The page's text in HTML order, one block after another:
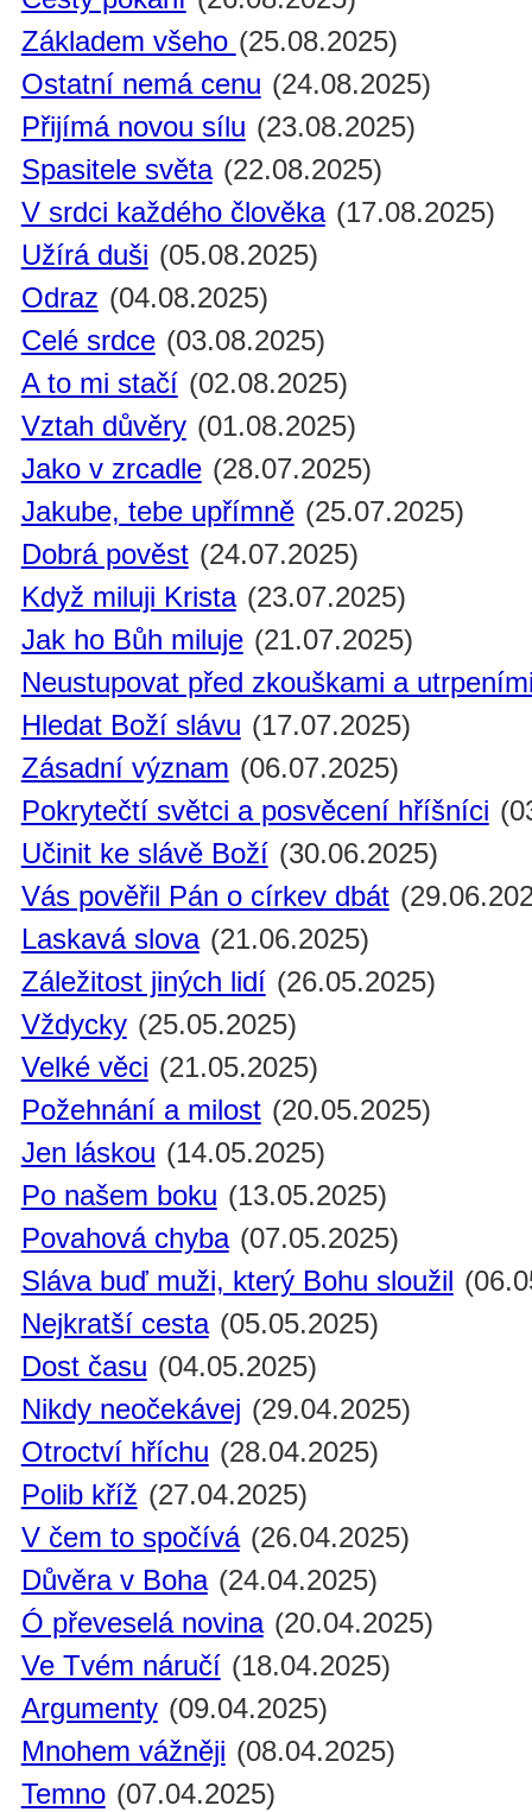
Základem všeho (25.08.2025)
Ostatní nemá cenu (24.08.2025)
Přijímá novou sílu (23.08.2025)
Spasitele světa (22.08.2025)
V srdci každého člověka (17.08.2025)
Užírá duši (05.08.2025)
Odraz (04.08.2025)
Celé srdce (03.08.2025)
A to mi stačí (02.08.2025)
Vztah důvěry (01.08.2025)
Jako v zrcadle (28.07.2025)
Jakube, tebe upřímně (25.07.2025)
Dobrá pověst (24.07.2025)
Když miluji Krista (23.07.2025)
Jak ho Bůh miluje (21.07.2025)
Neustupovat před zkouškami a
Hledat Boží slávu (17.07.2025)
Zásadní význam (06.07.2025)
Pokrytečtí světci a posvěcení hříšníci
Učinit ke slávě Boží (30.06.2025)
Vás pověřil Pán o církev dbát
Laskavá slova (21.06.2025)
Záležitost jiných lidí (26.05.2025)
Vždycky (25.05.2025)
Velké věci (21.05.2025)
Požehnání a milost (20.05.2025)
Jen láskou (14.05.2025)
Po našem boku (13.05.2025)
Povahová chyba (07.05.2025)
Sláva buď muži, který Bohu sloužil
Nejkratší cesta (05.05.2025)
Dost času (04.05.2025)
Nikdy neočekávej (29.04.2025)
Otroctví hříchu (28.04.2025)
Polib kříž (27.04.2025)
V čem to spočívá (26.04.2025)
Důvěra v Boha (24.04.2025)
Ó převeselá novina (20.04.2025)
Ve Tvém náručí (18.04.2025)
Argumenty (09.04.2025)
Mnohem vážněji (08.04.2025)
Temno (07.04.2025)